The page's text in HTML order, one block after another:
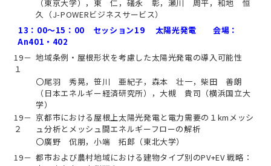
（東京大学），東 仁，礒永 彰，瀬川 周平，和地 恒
久（J-POWERビジネスサービス）
13：00～15：00 セッション19 太陽光発電 会場：
An401・402
19－
１
地域条例・屋根形状を考慮した太陽光発電の導入可能性
〇尾羽 秀晃，笹川 亜紀子，森本 壮一，柴田 善朗
（日本エネルギー経済研究所），大槻 貴司（横浜国立大
学）
19－
２
京都市における屋根上太陽光発電と電力需要の１kmメッシ
ュ分析とメッシュ間エネルギーフローの解析
〇廣野 侃朋，小端 拓郎（東北大学）
19－ 都市および農村地域における建物タイプ別のPV+EV 戦略：